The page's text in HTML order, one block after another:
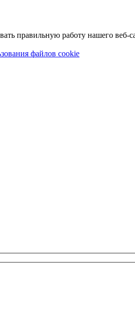
правильную работу нашего веб-
файлов cookie